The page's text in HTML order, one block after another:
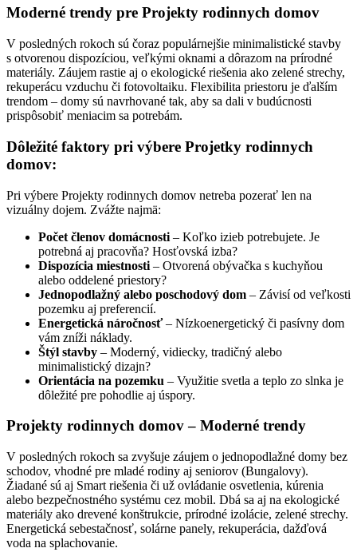
Moderné trendy pre Projekty rodinnych domov
V posledných rokoch sú čoraz populárnejšie minimalistické stavby
s otvorenou dispozíciou, veľkými oknami a dôrazom na prírodné
materiály. Záujem rastie aj o ekologické riešenia ako zelené strechy,
rekuperácu vzduchu či fotovoltaiku. Flexibilita priestoru je ďalším
trendom – domy sú navrhované tak, aby sa dali v budúcnosti
prispôsobiť meniacim sa potrebám.
Dôležité faktory pri výbere Projetky rodinnych
domov:
Pri výbere Projekty rodinnych domov netreba pozerať len na
vizuálny dojem. Zvážte najmä:
Počet členov domácnosti – Koľko izieb potrebujete. Je
potrebná aj pracovňa? Hosťovská izba?
Dispozícia miestnosti – Otvorená obývačka s kuchyňou
alebo oddelené priestory?
Jednopodlažný alebo poschodový dom – Závisí od veľkosti
pozemku aj preferencií.
Energetická náročnosť– Nízkoenergetický či pasívny dom
vám zníži náklady.
Štýl stavby – Moderný, vidiecky, tradičný alebo
minimalistický dizajn?
Orientácia na pozemku – Využitie svetla a teplo zo slnka je
dôležité pre pohodlie aj úspory.
Projekty rodinnych domov – Moderné trendy
V posledných rokoch sa zvyšuje záujem o jednopodlažné domy bez
schodov, vhodné pre mladé rodiny aj seniorov (Bungalovy).
Žiadané sú aj Smart riešenia či už ovládanie osvetlenia, kúrenia
alebo bezpečnostného systému cez mobil. Dbá sa aj na ekologické
materiály ako drevené konštrukcie, prírodné izolácie, zelené strechy.
Energetická sebestačnosť, solárne panely, rekuperácia, dažďová
voda na splachovanie.